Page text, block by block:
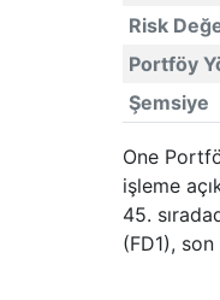
Risk
Portföy
Şemsiye
One
işleme
45.
(FD1),